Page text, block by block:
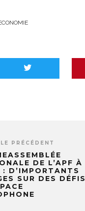
PRÉCÉDENT
DE L’APF À
: D’IMPORTANTS
SUR DES DÉFIS